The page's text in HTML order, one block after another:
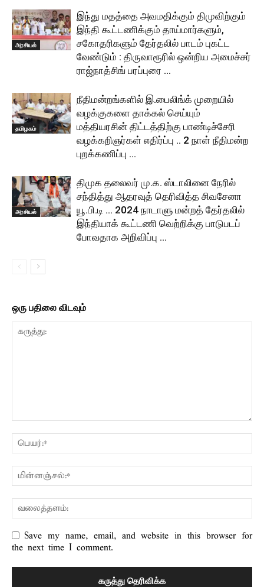
அரசியல்
இந்து மதத்தை அவமதிக்கும் திமுவிற்கும்
இந்தி கூட்டணிக்கும் தாய்மார்களும்,
சகோதரிகளும் தேர்தலில் பாடம் புகட்ட
வேண்டும் : திருவாரூரில் ஒன்றிய அமைச்சர்
ராஜ்நாத்சிங் பரப்புரை …
தமிழகம்
நீதிமன்றங்களில் இ.பைலிங்க் முறையில்
வழக்குகளை தாக்கல் செய்யும்
மத்தியரசின் திட்டத்திற்கு பாண்டிச்சேரி
வழக்கறிஞர்கள் எதிர்ப்பு .. 2 நாள் நீதிமன்ற
புறக்கணிப்பு …
அரசியல்
திமுக தலைவர் மு.க. ஸ்டாலினை நேரில்
சந்தித்து ஆதரவுத் தெரிவித்த சிவசேனா
யூ.பி.டி … 2024 நாடாளு மன்றத் தேர்தலில்
இந்தியாக் கூட்டணி வெற்றிக்கு பாடுபடப்
போவதாக அறிவிப்பு …
ஒரு பதிலை விடவும்
Save my name, email, and website in this browser for
the next time I comment.